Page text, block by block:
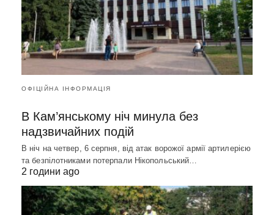
ОФІЦІЙНА ІНФОРМАЦІЯ
В Кам’янському ніч минула без
надзвичайних подій
В ніч на четвер, 6 серпня, від атак ворожої армії артилерією
та безпілотниками потерпали Нікопольський…
2 години ago